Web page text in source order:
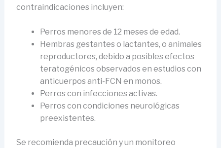
contraindicaciones incluyen:
Perros menores de 12 meses de edad.
Hembras gestantes o lactantes, o animales
reproductores, debido a posibles efectos
teratogénicos observados en estudios con
anticuerpos anti-FCN en monos.
Perros con infecciones activas.
Perros con condiciones neurológicas
preexistentes.
Se recomienda precaución y un monitoreo